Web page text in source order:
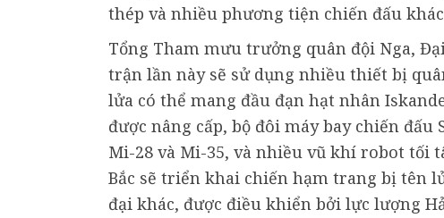
thép và nhiều phương tiện chiến đấu
Tổng Tham mưu trưởng quân đội Nga,
trận lần này sẽ sử dụng nhiều thiết bị
lửa có thể mang đầu đạn hạt nhân
được nâng cấp, bộ đôi máy bay chiến
Mi-28 và Mi-35, và nhiều vũ khí robot tối
Bắc sẽ triển khai chiến hạm trang bị tên
đại khác, được điều khiển bởi lực lượng